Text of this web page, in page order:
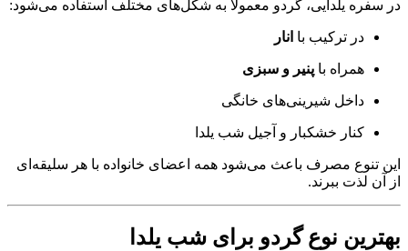
در سفره یلدایی، گردو معمولاً به شکل‌های مختلف استفاده می‌شود:
در ترکیب با انار
همراه با پنیر و سبزی
داخل شیرینی‌های خانگی
کنار خشکبار و آجیل شب یلدا
این تنوع مصرف باعث می‌شود همه اعضای خانواده با هر سلیقه‌ای
از آن لذت ببرند.
بهترین نوع گردو برای شب یلدا